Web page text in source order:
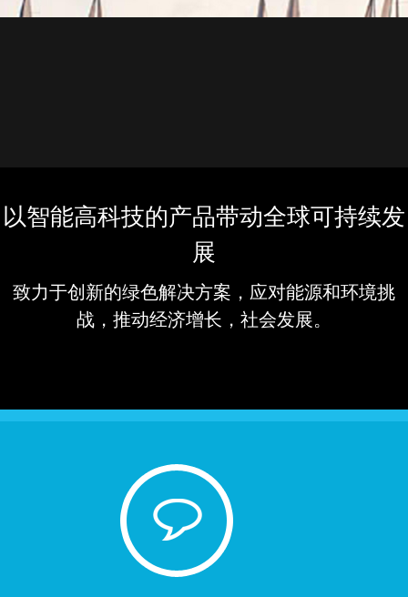
以智能高科技的产品带动全球可持续发
展
致力于创新的绿色解决方案，应对能源和环境挑
战，推动经济增长，社会发展。